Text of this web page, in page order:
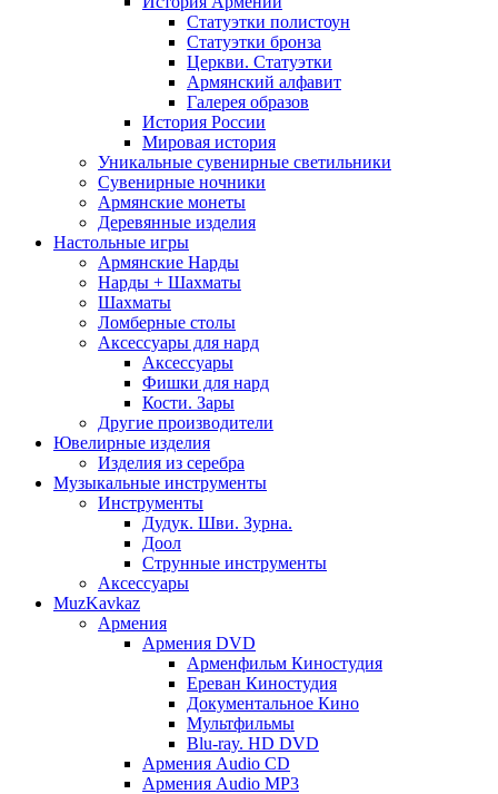
Статуэтки полистоун
Статуэтки бронза
Церкви. Статуэтки
Армянский алфавит
Галерея образов
История России
Мировая история
Уникальные сувенирные светильники
Сувенирные ночники
Армянские монеты
Деревянные изделия
Настольные игры
Армянские Нарды
Нарды + Шахматы
Шахматы
Ломберные столы
Аксессуары для нард
Аксессуары
Фишки для нард
Кости. Зары
Другие производители
Ювелирные изделия
Изделия из серебра
Музыкальные инструменты
Инструменты
Дудук. Шви. Зурна.
Доол
Струнные инструменты
Аксессуары
MuzKavkaz
Армения
Армения DVD
Арменфильм Киностудия
Ереван Киностудия
Документальное Кино
Мультфильмы
Blu-ray. HD DVD
Армения Audio CD
Армения Audio MP3